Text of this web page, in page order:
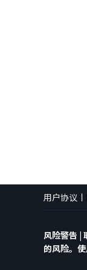
用户协议
风险警告 |
的风险。